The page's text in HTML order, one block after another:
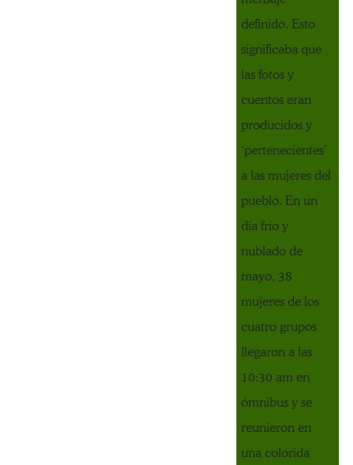
definido. Esto
significaba que
las fotos y
cuentos eran
producidos y
‘pertenecientes’
a las mujeres del
pueblo. En un
día frio y
nublado de
mayo, 38
mujeres de los
cuatro grupos
llegaron a las
10:30 am en
ómnibus y se
reunieron en
una colorida